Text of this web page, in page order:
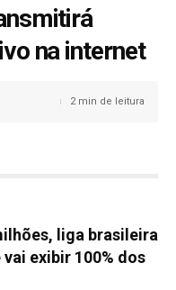
na internet
2 min de leitura
liga brasileira
exibir 100% dos